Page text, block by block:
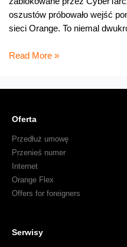
oszustów próbowało wejść
sieci Orange. To niemal
Wakacje
kupującego,
fałszywe
inwestycje
fake
newsy.
1,3
Read More »
Oferta
Przedłuż umowę
Przenieś numer
Internet
Orange Flex
Offers for foreigners
Serwisy